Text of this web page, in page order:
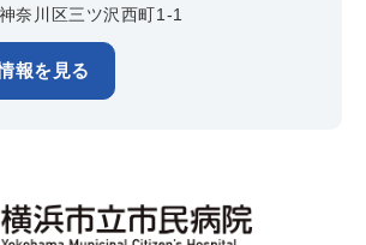
奈川区三ツ沢西町1-1
報を見る